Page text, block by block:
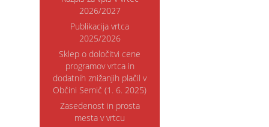
2026/2027
Publikacija vrtca
2025/2026
Sklep o določitvi cene
programov vrtca in
dodatnih znižanjih plačil v
Občini Semič (1. 6. 2025)
Zasedenost in prosta
mesta v vrtcu